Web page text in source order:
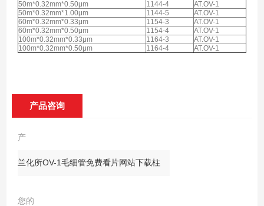
50m*0.32mm*0.50μm
1144-4
AT.OV-1
50m*0.32mm*1.00μm
1144-5
AT.OV-1
60m*0.32mm*0.33μm
1154-3
AT.OV-1
60m*0.32mm*0.50μm
1154-4
AT.OV-1
100m*0.32mm*0.33μm
1164-3
AT.OV-1
100m*0.32mm*0.50μm
1164-4 AT.OV-1
产品咨询
产
品：
您的